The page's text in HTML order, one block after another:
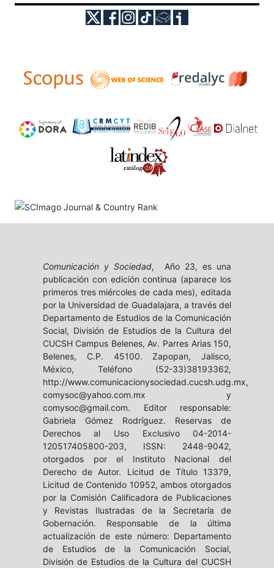
Comunicación y Sociedad, Año 23, es una
publicación con edición continua (aparece los
primeros tres miércoles de cada mes), editada
por la Universidad de Guadalajara, a través del
Departamento de Estudios de la Comunicación
Social, División de Estudios de la Cultura del
CUCSH Campus Belenes, Av. Parres Arias 150,
Belenes, C.P. 45100. Zapopan, Jalisco,
México, Teléfono (52-33)38193362,
http://www.comunicacionysociedad.cucsh.udg.mx,
comysoc@yahoo.com.mx y
comysoc@gmail.com. Editor responsable:
Gabriela Gómez Rodríguez. Reservas de
Derechos al Uso Exclusivo 04-2014-
120517405800-203, ISSN: 2448-9042,
otorgados por el Instituto Nacional del
Derecho de Autor. Licitud de Título 13379,
Licitud de Contenido 10952, ambos otorgados
por la Comisión Calificadora de Publicaciones
y Revistas Ilustradas de la Secretaría de
Gobernación. Responsable de la última
actualización de este número: Departamento
de Estudios de la Comunicación Social,
División de Estudios de la Cultura del CUCSH